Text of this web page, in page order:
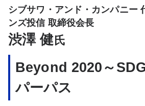
シブサワ・アンド・カンパニー
ンズ投信 取締役会長
渋澤 健 氏
Beyond 2020～
パーパス